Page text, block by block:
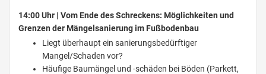
14:00 Uhr | Vom Ende des Schreckens: Möglichkeiten und
Grenzen der Mängelsanierung im Fußbodenbau
Liegt überhaupt ein sanierungsbedürftiger
Mangel/Schaden vor?
Häufige Baumängel und -schäden bei Böden (Parkett,